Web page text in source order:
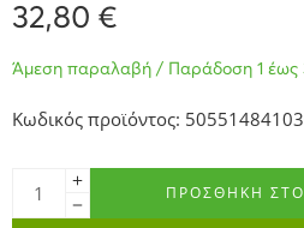
32,80 €
Άμεση παραλαβή / Παράδοση 1 έως
Κωδικός προϊόντος:
ΠΡΟΣΘΉΚΗ ΣΤΟ